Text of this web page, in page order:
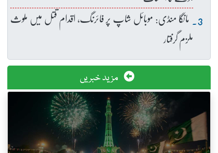
مانگا منڈی: موبائل شاپ پر فائرنگ، اقدام قتل میں ملوث
ملزم گرفتار
مزید خبریں